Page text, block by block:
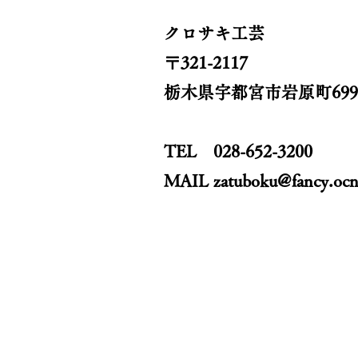
クロサキ工芸
​〒321-2117
栃木県宇都宮市岩原町
TEL 028-652-3200
MAIL